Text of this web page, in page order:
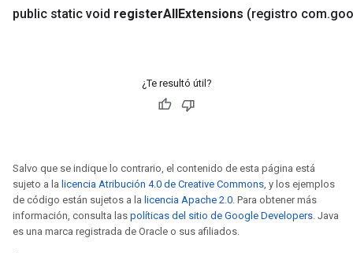
public static void registerAllExtensions (registro com.
¿Te resultó útil?
Salvo que se indique lo contrario, el contenido de esta página está
sujeto a la licencia Atribución 4.0 de Creative Commons, y los ejemplos
de código están sujetos a la licencia Apache 2.0. Para obtener más
información, consulta las políticas del sitio de Google Developers. Java
es una marca registrada de Oracle o sus afiliados.